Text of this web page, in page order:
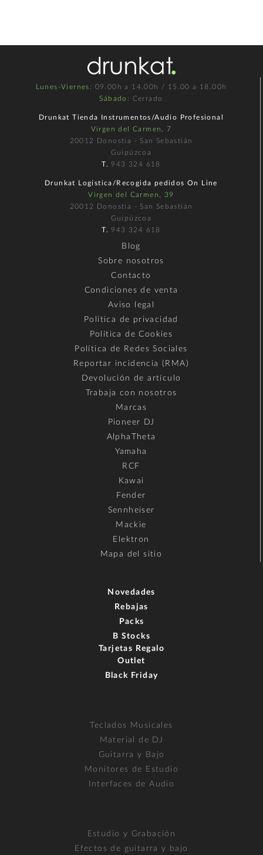
Lunes-Viernes : 09.00h a 14.00h / 15.00 a 18.00h
Sábado : Cerrado
Drunkat Tienda Instrumentos/Audio Profesional
Virgen del Carmen, 7
20012 Donostia - San Sebastián
Guipúzcoa
T. 943 324 618
Drunkat Logística/Recogida pedidos On Line
Virgen del Carmen, 39
20012 Donostia - San Sebastián
Guipúzcoa
T. 943 324 618
Blog
Sobre nosotros
Contacto
Condiciones de venta
Aviso legal
Política de privacidad
Política de Cookies
Política de Redes Sociales
Reportar incidencia (RMA)
Devolución de artículo
Trabaja con nosotros
Marcas
Pioneer DJ
AlphaTheta
Yamaha
RCF
Kawai
Fender
Sennheiser
Mackie
Elektron
Mapa del sitio
Novedades
Rebajas
Packs
B Stocks
Tarjetas Regalo
Outlet
Black Friday
Teclados Musicales
Material de DJ
Guitarra y Bajo
Monitores de Estudio
Interfaces de Audio
Estudio y Grabación
Efectos de guitarra y bajo